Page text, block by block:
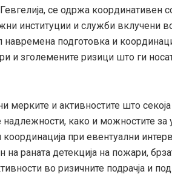
се одржа координативен
институции и служби вклучени
подготовка и
и зголемените ризици што ги
мерките и активностите што секоја
како и можностите
при евентуални
раната детекција на пожари,
во ризичните подрачја и